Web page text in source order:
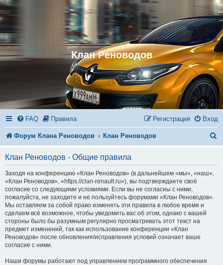
Клан Реноводов
FAQ Правила Вход
Регистрация
Форум Клана Реноводов Клан Реноводов
и
Клан Реноводов - Общие правила
Заходя на конференцию «Клан Реноводов» (в дальнейшем «мы», «наш»,
«Клан Реноводов», «https://clan-renault.ru»), вы подтверждаете своё
согласие со следующими условиями. Если вы не согласны с ними,
пожалуйста, не заходите и не пользуйтесь форумами «Клан Реноводов».
Мы оставляем за собой право изменять эти правила в любое время и
сделаем всё возможное, чтобы уведомить вас об этом, однако с вашей
стороны было бы разумным регулярно просматривать этот текст на
предмет изменений, так как использование конференции «Клан
Реноводов» после обновления/исправления условий означает ваше
согласие с ними.
Наши форумы работают под управлением программного обеспечения